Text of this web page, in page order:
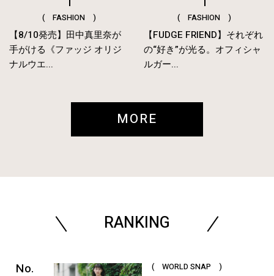
( FASHION )
【8/10発売】田中真里奈が
手がける《ファッジ オリジ
ナルウエ...
( FASHION )
【FUDGE FRIEND】それぞれ
の“好き”が光る。オフィシャ
ルガー...
MORE
RANKING
( WORLD SNAP )